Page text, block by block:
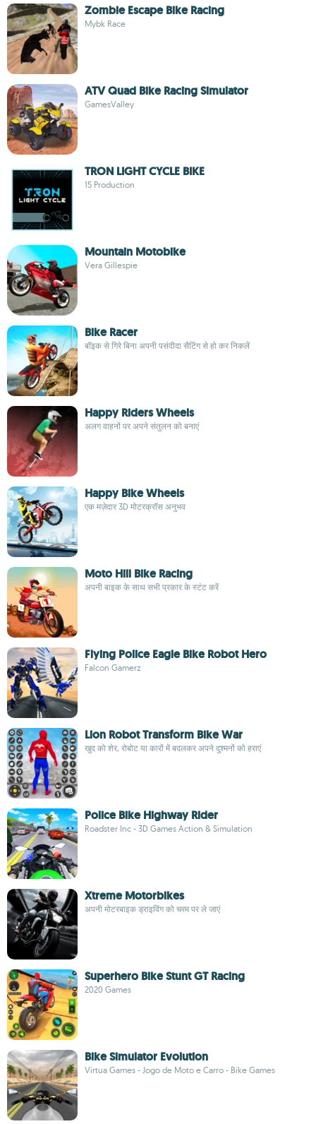
Zombie Escape Bike Racing
Mybk Race
ATV Quad Bike Racing Simulator
GamesValley
TRON LIGHT CYCLE BIKE
15 Production
Mountain Motobike
Vera Gillespie
Bike Racer
बॉइक से गिरे बिना अपनी पसंदीदा सैटिंग से हो कर निकलें
Happy Riders Wheels
अलग वाहनों पर अपने संतुलन को बनाएं
Happy Bike Wheels
एक मज़ेदार 3D मोटरक्रॉस अनुभव
Moto Hill Bike Racing
अपनी बाइक के साथ सभी प्रकार के स्टंट करें
Flying Police Eagle Bike Robot Hero
Falcon Gamerz
Lion Robot Transform Bike War
खुद को शेर, रोबोट या कारों में बदलकर अपने दुश्मनों को हराएं
Police Bike Highway Rider
Roadster Inc - 3D Games Action & Simulation
Xtreme Motorbikes
अपनी मोटरबाइक ड्राइविंग को चरम पर ले जाएं
Superhero Bike Stunt GT Racing
2020 Games
Bike Simulator Evolution
Virtua Games - Jogo de Moto e Carro - Bike Games